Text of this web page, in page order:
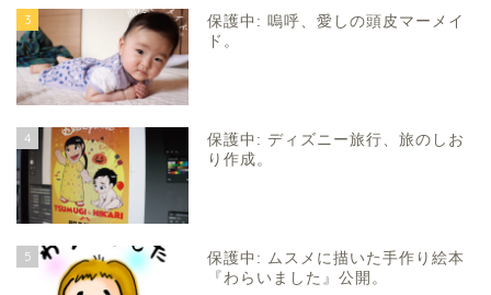
3
保護中: 嗚呼、愛しの頭皮マーメイ
ド。
4
保護中: ディズニー旅行、旅のしお
り作成。
5
保護中: ムスメに描いた手作り絵本
『わらいました』公開。